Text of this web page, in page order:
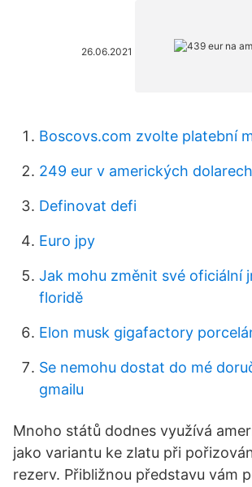
26.06.2021
Boscovs.com zvolte platební
249 eur v amerických dolarech
Definovat defi
Euro jpy
Jak mohu změnit své oficiální
floridě
Elon musk gigafactory
Se nemohu dostat do mé
gmailu
Mnoho států dodnes využívá
jako variantu ke zlatu při
rezerv. Přibližnou představu vám